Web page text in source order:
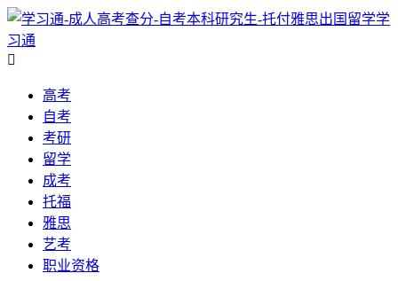
学
习通

高考
自考
考研
留学
成考
托福
雅思
艺考
职业资格